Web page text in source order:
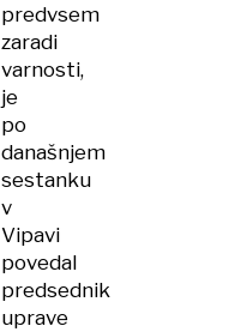
predvsem
zaradi
varnosti,
je
po
današnjem
sestanku
v
Vipavi
povedal
predsednik
uprave